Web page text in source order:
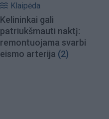
Klaipėda
Kelininkai gali
patriukšmauti naktį:
remontuojama svarbi
eismo arterija (2)